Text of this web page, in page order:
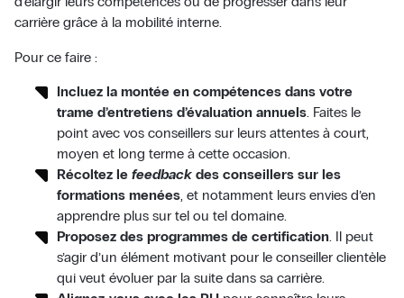
carrière grâce à la mobilité interne.
Pour ce faire :
Incluez la montée en compétences dans votre
trame d’entretiens d’évaluation annuels. Faites le
point avec vos conseillers sur leurs attentes à court,
moyen et long terme à cette occasion.
Récoltez le feedbackdes conseillers sur les
formations menées, et notamment leurs envies d’en
apprendre plus sur tel ou tel domaine.
Proposez des programmes de certification. Il peut
s’agir d’un élément motivant pour le conseiller clientèle
qui veut évoluer par la suite dans sa carrière.